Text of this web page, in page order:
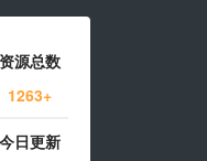
资源总数
1263+
今日更新